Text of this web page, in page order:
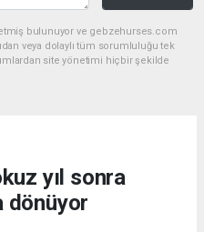
etmiş bulunuyor ve gebzehurses.com
veya dolaylı tüm sorumluluğu tek
site yönetimi hiçbir şekilde
yıl sonra
dönüyor